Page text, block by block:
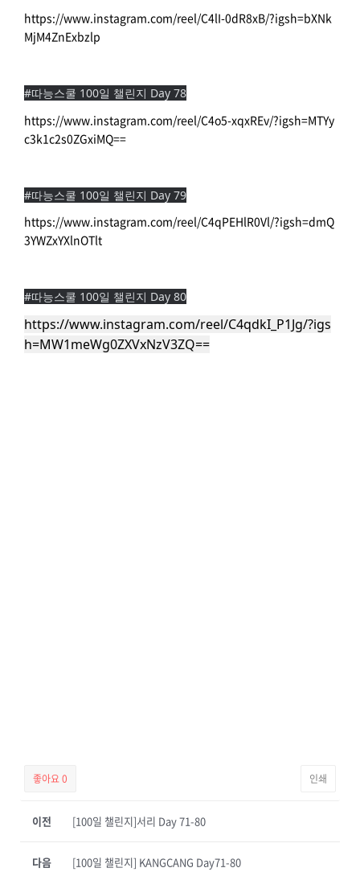
https://www.instagram.com/reel/C4lI-0dR8xB/?igsh=bXNk
MjM4ZnExbzlp
#따능스쿨 100일 챌린지 Day 78
https://www.instagram.com/reel/C4o5-xqxREv/?igsh=MTYy
c3k1c2s0ZGxiMQ==
#따능스쿨 100일 챌린지 Day 79
https://www.instagram.com/reel/C4qPEHlR0Vl/?igsh=dmQ
3YWZxYXlnOTlt
#따능스쿨 100일 챌린지 Day 80
https://www.instagram.com/reel/C4qdkI_P1Jg/?igs
h=MW1meWg0ZXVxNzV3ZQ==
좋아요0 인쇄
이전 [100일 챌린지]서리 Day 71-80
[100일 챌린지] KANGCANG Day71-80
다음